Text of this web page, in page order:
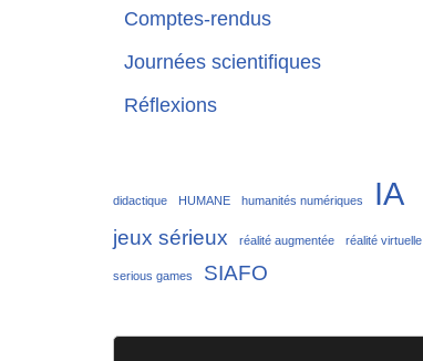
Comptes-rendus
Journées scientifiques
Réflexions
didactique HUMANE humanités numériques IA
jeux sérieux réalité augmentée réalité virtuelle
serious games SIAFO